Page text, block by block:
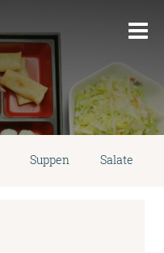
Suppen Salate